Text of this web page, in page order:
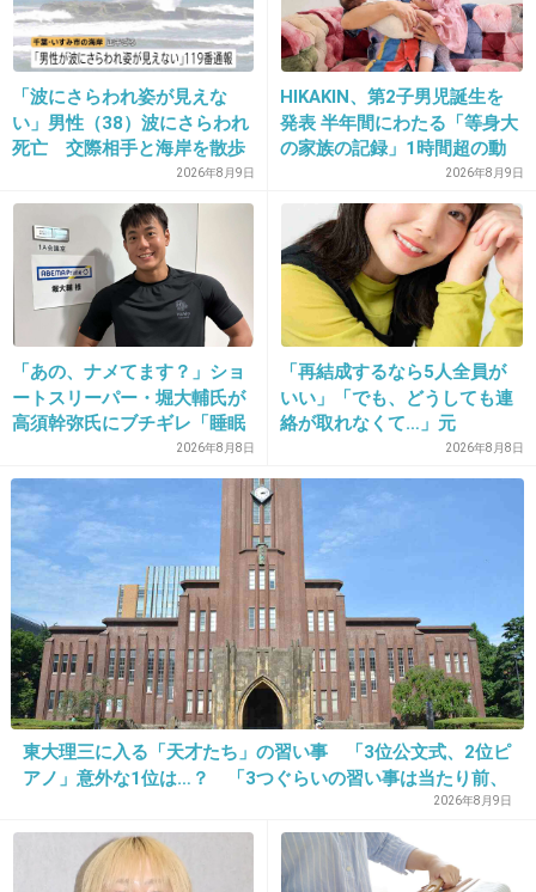
+34 -2
26. 匿名2013/10/18(金) 19:33:19
真っ先になぜ銃を持ってるんだ、と思ってしま
+53 -0
2013/10/18(金) 19:36:04
長崎って怖い事件が多い気がする…
+13 -32
28. 匿名
ホントに自殺？
+21
29. 匿名2013/10/18(金) 19:41:42
長崎在住ですが温厚な方がほとんどですよ。
「波にさらわれ姿が見えな
い」男性（38）波にさらわれ
死亡 交際相手と海岸を散歩
中 当時は波浪注意報 千葉・
いすみ市
2026年8月9日
HIKAKIN、第2子男児誕生を
発表 半年間にわたる「等身大
の家族の記録」1時間超の動
画とともに感謝伝える2026年8月9日
「あの、ナメてます？」ショ
ートスリーパー・堀大輔氏が
高須幹弥氏にブチギレ「睡眠
不足の人＝キレやすい」SNS
で物議
2026年8月8日
「再結成するなら5人全員が
いい」「でも、どうしても連
絡が取れなくて…」元
ZONE・MIZUHO（38）が明
かす「19年ぶりに芸能界復
帰」した本当の理由
2026年8月8日
東大理三に入る「天才たち」の習い事 「3位公文式、2位ピ
アノ」意外な1位は…？ 「3つぐらいの習い事は当たり前、
2026年8月9日